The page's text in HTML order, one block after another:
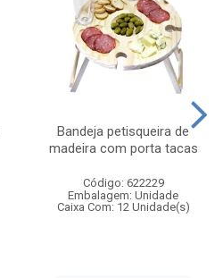
Bandeja petisqueira de
madeira com porta tacas
Código: 622229
Embalagem: Unidade
Caixa Com: 12 Unidade(s)